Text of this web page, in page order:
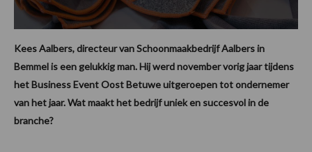
Kees Aalbers, directeur van Schoonmaakbedrijf Aalbers in
Bemmel is een gelukkig man. Hij werd november vorig jaar tijdens
het Business Event Oost Betuwe uitgeroepen tot ondernemer
van het jaar. Wat maakt het bedrijf uniek en succesvol in de
branche?